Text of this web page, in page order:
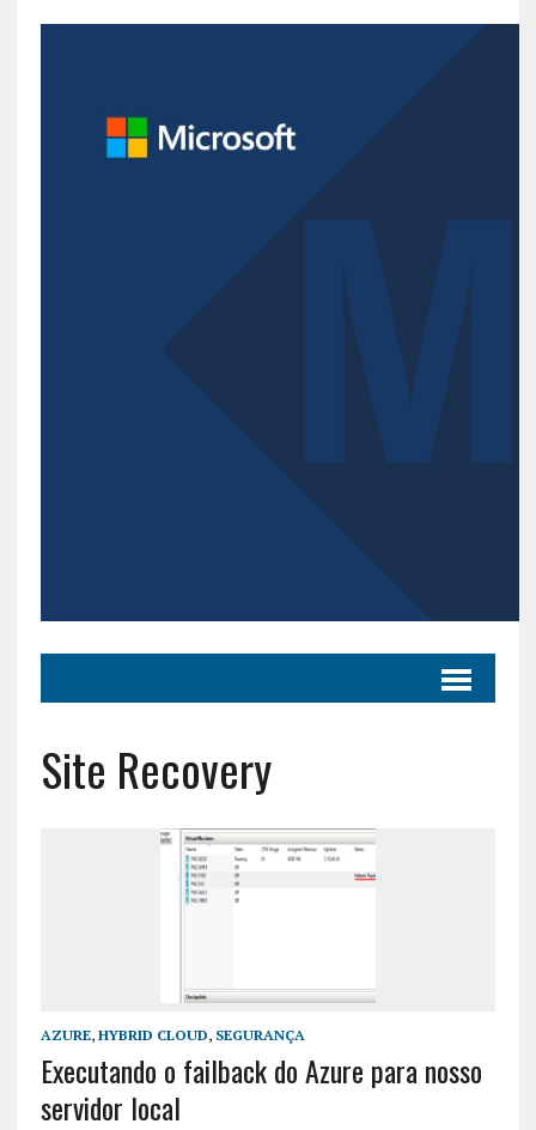
Site Recovery
AZURE, HYBRID CLOUD, SEGURANÇA
Executando o failback do Azure para nosso
servidor local